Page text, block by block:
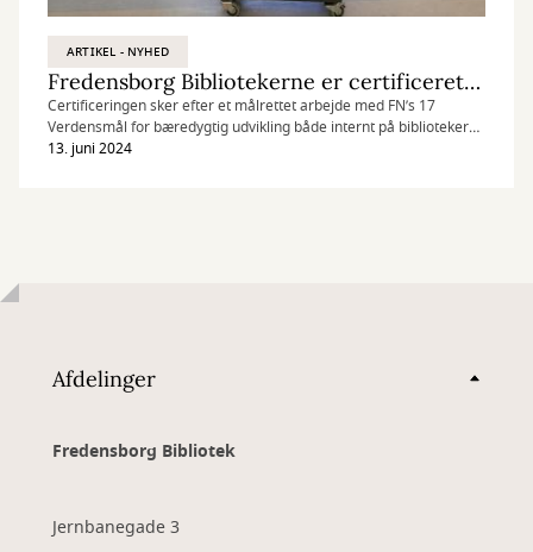
ARTIKEL - NYHED
Fredensborg Bibliotekerne er certificeret i FN’s Verdensmål
Certificeringen sker efter et målrettet arbejde med FN’s 17
Verdensmål for bæredygtig udvikling både internt på bibliotekerne
og med aktiviteter for kommunens borgere.
13. juni 2024
Afdelinger
Fredensborg Bibliotek
Jernbanegade 3